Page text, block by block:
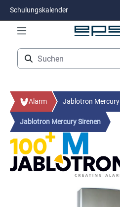
Zum Hauptinhalt springen
Schulungskalender
Alarm Jablotron Mercury
Jablotron Mercury Sirenen
Bildergalerie überspringen